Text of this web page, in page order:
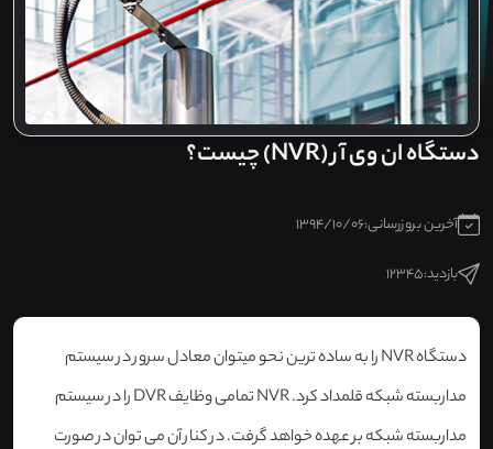
دستگاه ان وی آر (NVR) چیست؟
آخرین بروزرسانی:1394/10/06
بازدید:12345
دستگاه NVR را به ساده ترین نحو میتوان معادل سرور در سیستم
مداربسته شبکه قلمداد کرد. NVR تمامی وظایف DVR را در سیستم
مداربسته شبکه بر عهده خواهد گرفت. در کنار آن می توان در صورت